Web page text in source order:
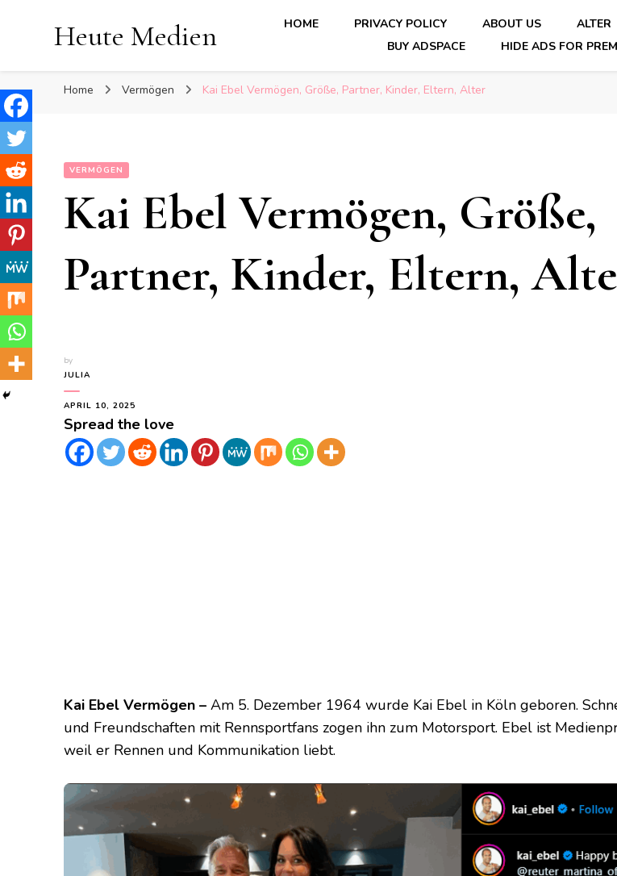
Heute Medien HOME PRIVACY POLICY ABOUT US ALTER
BUY ADSPACE
HIDE ADS FOR
Home Vermögen Kai Ebel Vermögen, Größe, Partner, Kinder, Eltern, Alter
VERMÖGEN
Kai Ebel Vermögen, Größe,
Partner, Kinder, Eltern,
by
JULIA
APRIL 10, 2025
Spread the love
Kai Ebel Vermögen – Am 5. Dezember 1964 wurde Kai Ebel in Köln geboren.
und Freundschaften mit Rennsportfans zogen ihn zum Motorsport. Ebel ist
weil er Rennen und Kommunikation liebt.